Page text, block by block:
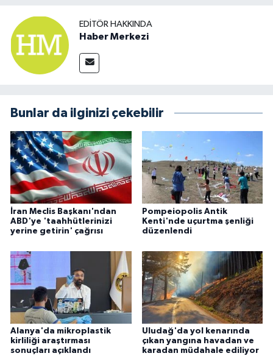
EDITÖR HAKKINDA
Haber Merkezi
Bunlar da ilginizi çekebilir
İran Meclis Başkanı'ndan
ABD'ye 'taahhütlerinizi
yerine getirin' çağrısı
Pompeiopolis Antik
Kenti'nde uçurtma şenliği
düzenlendi
Alanya'da mikroplastik
kirliliği araştırması
sonuçları açıklandı
Uludağ'da yol kenarında
çıkan yangına havadan ve
karadan müdahale ediliyor